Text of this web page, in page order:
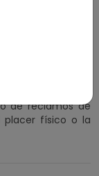
clasificados,
Los anuncios
consentimiento
de reclamos de
placer físico o la